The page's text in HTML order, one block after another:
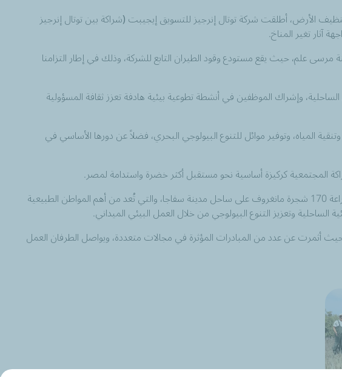
الأرض، أطلقت شركة توتال إنرجيز للتسويق إيجيبت (شراكة بين توتال إنرجيز
آثار تغير المناخ.
نشاط لتنظيف الشاطئ في مدينة مرسى علم، حيث يقع مستودع وقود الطيران التابع للشركة، وذلك في إطار التزامنا
وإشراك الموظفين في أنشطة تطوعية بيئية هادفة تعزز ثقافة المسؤولية
النباتي، وتنقية المياه، وتوفير موائل للتنوع البيولوجي البحري، فضلاً عن دورها الأساسي في
المجتمعية كركيزة أساسية نحو مستقبل أكثر خضرة واستدامة لمصر.
وتُعد هذه المبادرة استمرارًا لجهود الشركة البيئية السابقة، حيث ساهم موظفو توتال إنرجيز للتسويق إيجيبت في عام 2024 بزراعة 170 شجرة مانغروف على ساحل مدينة سفاجا، والتي تُعد من أهم المواطن الطبيعية
وتعزيز التنوع البيولوجي من خلال العمل البيئي الميداني.
أثمرت عن عدد من المبادرات المؤثرة في مجالات متعددة، ويواصل الطرفان العمل